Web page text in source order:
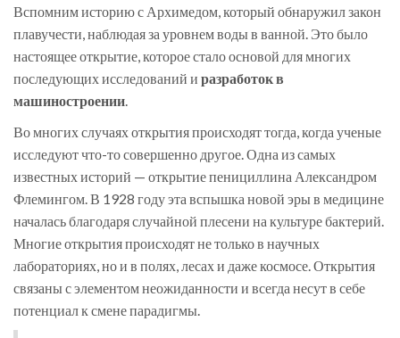
Вспомним историю с Архимедом, который обнаружил закон
плавучести, наблюдая за уровнем воды в ванной. Это было
настоящее открытие, которое стало основой для многих
последующих исследований и разработок в
машиностроении.
Во многих случаях открытия происходят тогда, когда ученые
исследуют что-то совершенно другое. Одна из самых
известных историй — открытие пенициллина Александром
Флемингом. В 1928 году эта вспышка новой эры в медицине
началась благодаря случайной плесени на культуре бактерий.
Многие открытия происходят не только в научных
лабораториях, но и в полях, лесах и даже космосе. Открытия
связаны с элементом неожиданности и всегда несут в себе
потенциал к смене парадигмы.